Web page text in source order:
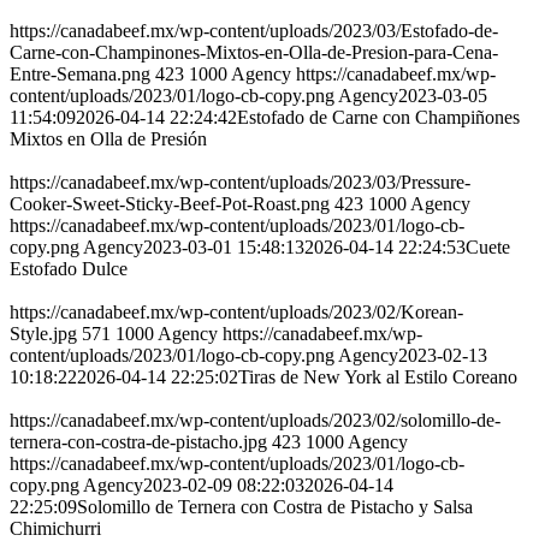
https://canadabeef.mx/wp-content/uploads/2023/03/Estofado-de-
Carne-con-Champinones-Mixtos-en-Olla-de-Presion-para-Cena-
Entre-Semana.png 423 1000 Agency https://canadabeef.mx/wp-
content/uploads/2023/01/logo-cb-copy.png Agency2023-03-05
11:54:092026-04-14 22:24:42Estofado de Carne con Champiñones
Mixtos en Olla de Presión
https://canadabeef.mx/wp-content/uploads/2023/03/Pressure-
Cooker-Sweet-Sticky-Beef-Pot-Roast.png 423 1000 Agency
https://canadabeef.mx/wp-content/uploads/2023/01/logo-cb-
copy.png Agency2023-03-01 15:48:132026-04-14 22:24:53Cuete
Estofado Dulce
https://canadabeef.mx/wp-content/uploads/2023/02/Korean-
Style.jpg 571 1000 Agency https://canadabeef.mx/wp-
content/uploads/2023/01/logo-cb-copy.png Agency2023-02-13
10:18:222026-04-14 22:25:02Tiras de New York al Estilo Coreano
https://canadabeef.mx/wp-content/uploads/2023/02/solomillo-de-
ternera-con-costra-de-pistacho.jpg 423 1000 Agency
https://canadabeef.mx/wp-content/uploads/2023/01/logo-cb-
copy.png Agency2023-02-09 08:22:032026-04-14
22:25:09Solomillo de Ternera con Costra de Pistacho y Salsa
Chimichurri